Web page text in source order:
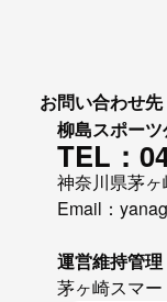
お問い合わせ先
柳島スポー
TEL：
神奈川県茅
Email：
運営維持管理
茅ヶ崎スマ